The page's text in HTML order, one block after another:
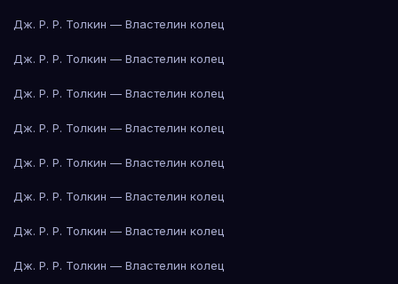
Дж. Р. Р. Толкин — Властелин колец
Дж. Р. Р. Толкин — Властелин колец
Дж. Р. Р. Толкин — Властелин колец
Дж. Р. Р. Толкин — Властелин колец
Дж. Р. Р. Толкин — Властелин колец
Дж. Р. Р. Толкин — Властелин колец
Дж. Р. Р. Толкин — Властелин колец
Дж. Р. Р. Толкин — Властелин колец